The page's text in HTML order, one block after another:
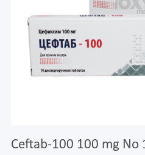
Ceftab-100 100 mg No